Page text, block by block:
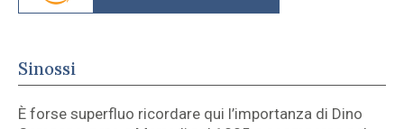
Sinossi
È forse superfluo ricordare qui l’importanza di Dino